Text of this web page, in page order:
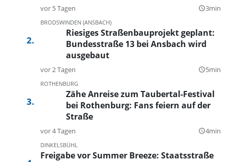
vor 5 Tagen query_builder3min
BRODSWINDEN (ANSBACH)
Riesiges Straßenbauprojekt geplant:
Bundesstraße 13 bei Ansbach wird
ausgebaut
vor 2 Tagen query_builder5min
ROTHENBURG
Zähe Anreise zum Taubertal-Festival
bei Rothenburg: Fans feiern auf der
Straße
vor 4 Tagen query_builder4min
DINKELSBÜHL
Freigabe vor Summer Breeze: Staatsstraße